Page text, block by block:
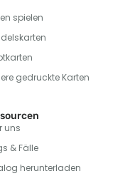
spielen
gedruckte Karten
uns
& Fälle
herunterladen